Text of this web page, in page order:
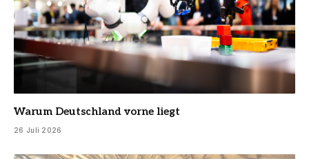
Warum Deutschland vorne liegt
26 Juli 2026